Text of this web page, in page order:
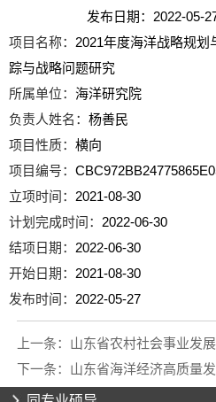
发布日期：2022-05-
项目名称： 2021年度海洋战略规
踪与战略问题研究
所属单位： 海洋研究院
负责人姓名：杨善民
项目性质：横向
项目编号：
立项时间： 2021-08-30
计划完成时间： 2022-06-30
结项日期： 2022-06-30
开始日期： 2021-08-30
发布时间： 2022-05-27
上一条： 山东省农村社会事业发
下一条： 山东省海洋经济高质量